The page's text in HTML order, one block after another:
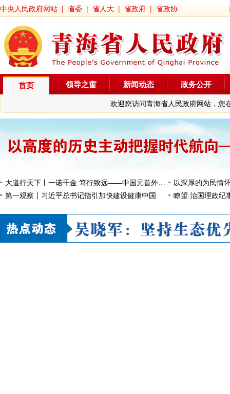
中央人民政府网站 | 省委 | 省人大 | 省政府 | 省政协
首页
欢迎您访问青海省人民政府网站，您
领导之窗 新闻动态 政务公开
大道行天下丨一诺千金 笃行致远——中国元首外交的世界情怀与大国气派
第一观察丨习近平总书记指引加快建设健康中国
瞭望·治国理政